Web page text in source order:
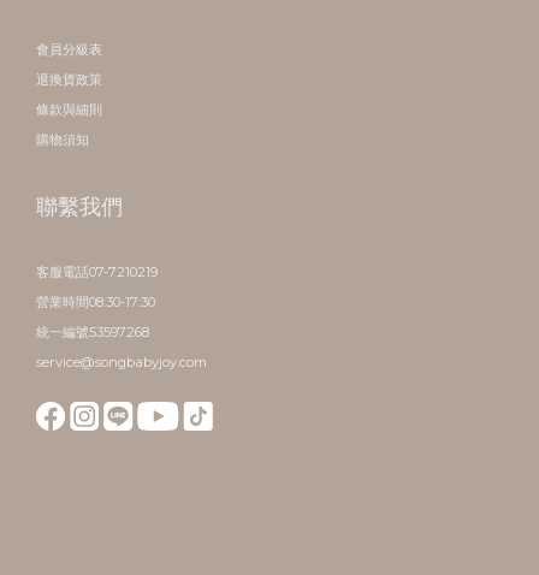
會員分級表
退換貨政策
條款與細則
購物須知
聯繫我們
客服電話07-7210219
營業時間08:30-17:30
統一編號53597268
service@songbabyjoy.com